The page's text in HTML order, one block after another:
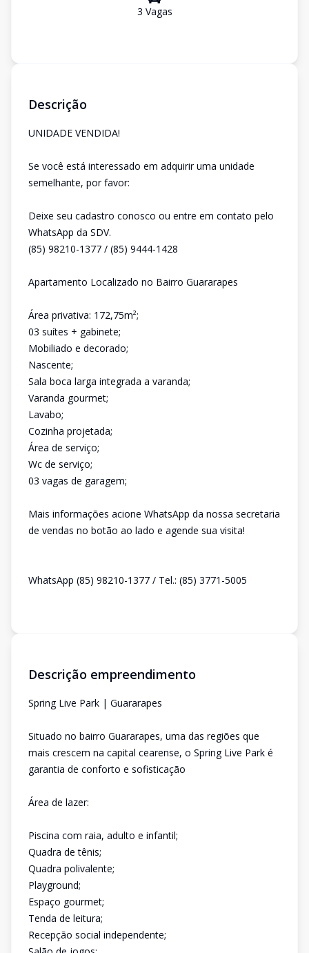
3 Vagas
Descrição
UNIDADE VENDIDA!
Se você está interessado em adquirir uma unidade
semelhante, por favor:
Deixe seu cadastro conosco ou entre em contato pelo
WhatsApp da SDV.
(85) 98210-1377 / (85) 9444-1428
Apartamento Localizado no Bairro Guararapes
Área privativa: 172,75m²;
03 suítes + gabinete;
Mobiliado e decorado;
Nascente;
Sala boca larga integrada a varanda;
Varanda gourmet;
Lavabo;
Cozinha projetada;
Área de serviço;
Wc de serviço;
03 vagas de garagem;
Mais informações acione WhatsApp da nossa secretaria
de vendas no botão ao lado e agende sua visita!
WhatsApp (85) 98210-1377 / Tel.: (85) 3771-5005
Descrição empreendimento
Spring Live Park | Guararapes
Situado no bairro Guararapes, uma das regiões que
mais crescem na capital cearense, o Spring Live Park é
garantia de conforto e sofisticação
Área de lazer:
Piscina com raia, adulto e infantil;
Quadra de tênis;
Quadra polivalente;
Playground;
Espaço gourmet;
Tenda de leitura;
Recepção social independente;